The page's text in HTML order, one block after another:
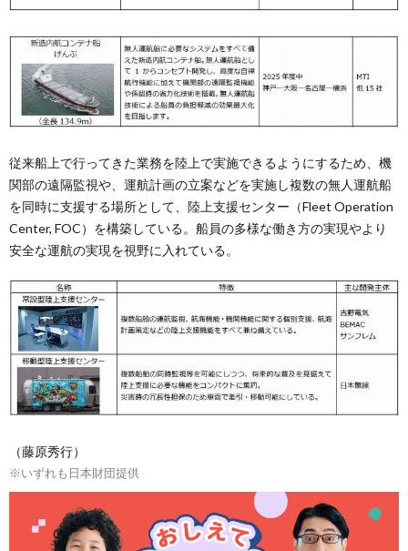
従来船上で行ってきた業務を陸上で実施できるようにするため、機
関部の遠隔監視や、運航計画の立案などを実施し複数の無人運航船
を同時に支援する場所として、陸上支援センター（Fleet Operation
Center, FOC）を構築している。船員の多様な働き方の実現やより
安全な運航の実現を視野に入れている。
（藤原秀行）
※いずれも日本財団提供